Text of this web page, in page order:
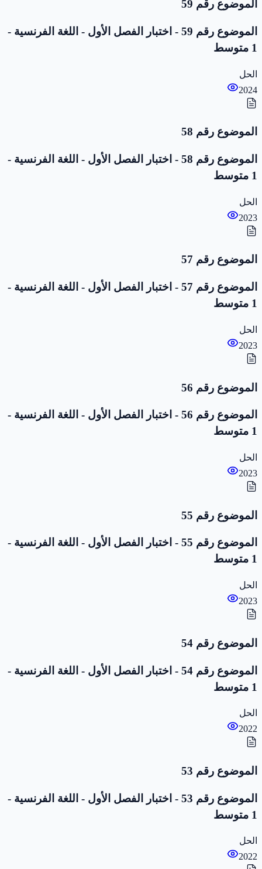
الموضوع رقم 59
الموضوع رقم 59 - اختبار الفصل الأول - اللغة الفرنسية -
1 متوسط
الحل
2024
الموضوع رقم 58
الموضوع رقم 58 - اختبار الفصل الأول - اللغة الفرنسية -
1 متوسط
الحل
2023
الموضوع رقم 57
الموضوع رقم 57 - اختبار الفصل الأول - اللغة الفرنسية -
1 متوسط
الحل
2023
الموضوع رقم 56
الموضوع رقم 56 - اختبار الفصل الأول - اللغة الفرنسية -
1 متوسط
الحل
2023
الموضوع رقم 55
الموضوع رقم 55 - اختبار الفصل الأول - اللغة الفرنسية -
1 متوسط
الحل
2023
الموضوع رقم 54
الموضوع رقم 54 - اختبار الفصل الأول - اللغة الفرنسية -
1 متوسط
الحل
2022
الموضوع رقم 53
الموضوع رقم 53 - اختبار الفصل الأول - اللغة الفرنسية -
1 متوسط
الحل
2022